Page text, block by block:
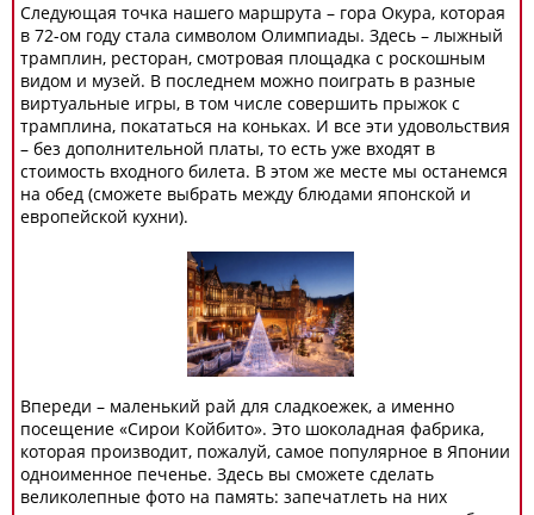
Следующая точка нашего маршрута – гора Окура, которая
в 72-ом году стала символом Олимпиады. Здесь – лыжный
трамплин, ресторан, смотровая площадка с роскошным
видом и музей. В последнем можно поиграть в разные
виртуальные игры, в том числе совершить прыжок с
трамплина, покататься на коньках. И все эти удовольствия
– без дополнительной платы, то есть уже входят в
стоимость входного билета. В этом же месте мы останемся
на обед (сможете выбрать между блюдами японской и
европейской кухни).
Впереди – маленький рай для сладкоежек, а именно
посещение «Сирои Койбито». Это шоколадная фабрика,
которая производит, пожалуй, самое популярное в Японии
одноименное печенье. Здесь вы сможете сделать
великолепные фото на память: запечатлеть на них